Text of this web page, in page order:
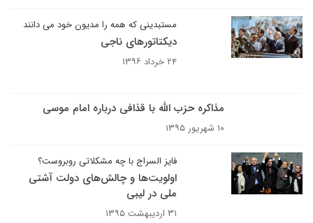
مستبدینی که همه را مدیون خود می دانند
دیکتاتورهای ناجی
۲۴ خرداد ۱۳۹۶
مذاکره حزب الله با قذافی درباره امام موسی
۱۰ شهریور ۱۳۹۵
فایز السراج با چه مشکلاتی روبروست؟
اولویت‏‌ها و چالش‌‏های دولت آشتی
ملی در لیبی
۳۱ اردیبهشت ۱۳۹۵